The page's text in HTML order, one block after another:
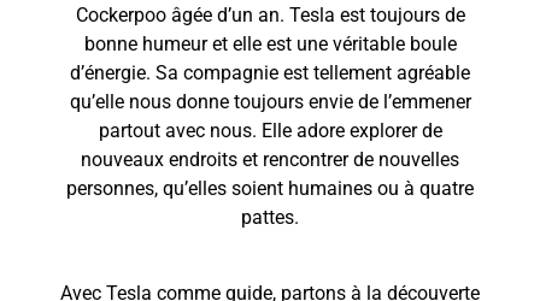
Cockerpoo âgée d’un an. Tesla est toujours de
bonne humeur et elle est une véritable boule
d’énergie. Sa compagnie est tellement agréable
qu’elle nous donne toujours envie de l’emmener
partout avec nous. Elle adore explorer de
nouveaux endroits et rencontrer de nouvelles
personnes, qu’elles soient humaines ou à quatre
pattes.
Avec Tesla comme guide, partons à la découverte